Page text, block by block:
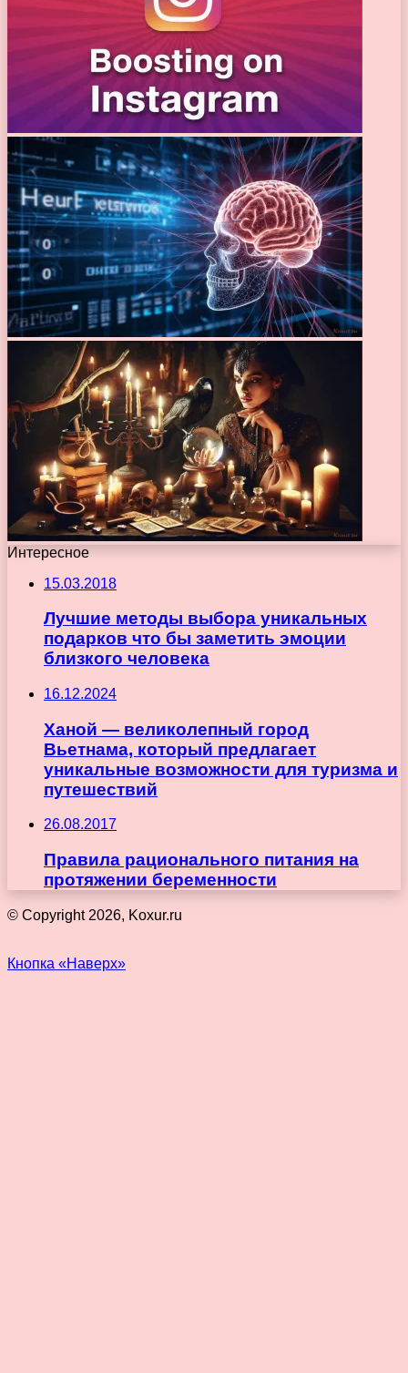
Интересное
15.03.2018
Лучшие методы выбора уникальных
подарков что бы заметить эмоции
близкого человека
16.12.2024
Ханой — великолепный город
Вьетнама, который предлагает
уникальные возможности для туризма и
путешествий
26.08.2017
Правила рационального питания на
протяжении беременности
© Copyright 2026, Koxur.ru
Кнопка «Наверх»